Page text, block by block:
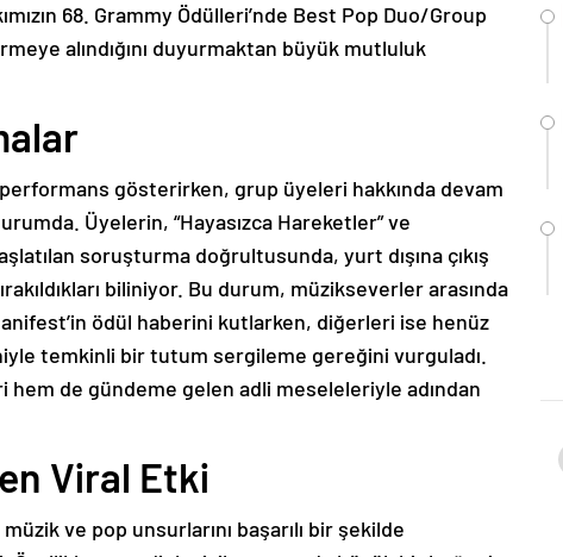
68. Grammy Ödülleri’nde Best Pop Duo/Group
alındığını duyurmaktan büyük mutluluk
gösterirken, grup üyeleri hakkında devam
Üyelerin, “Hayasızca Hareketler” ve
soruşturma doğrultusunda, yurt dışına çıkış
biliniyor. Bu durum, müzikseverler arasında
ödül haberini kutlarken, diğerleri ise henüz
temkinli bir tutum sergileme gereğini vurguladı.
de gündeme gelen adli meseleleriyle adından
Viral Etki
ve pop unsurlarını başarılı bir şekilde